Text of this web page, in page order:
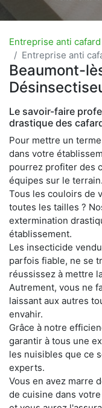
Entreprise anti cafard
Entreprise anti
Beaumont-
Le savoir-faire
drastique des
Pour mettre un
dans votre
pourrez profiter des
équipes sur le terrain.
Tous les couloirs de
toutes les tailles ?
extermination
établissement.
Les insecticide
parfois fiable, ne se
réussissez à mettre
Autrement, vous ne
laissant aux autres
envahir.
Grâce à notre
garantir à tous une
les nuisibles que ce
experts.
Vous en avez marre
de cuisine dans